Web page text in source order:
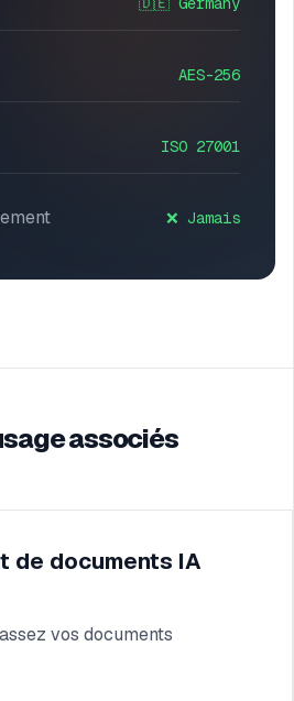
AES-256
ISO 27001
❌ Jamais
associés
de documents IA
vos documents